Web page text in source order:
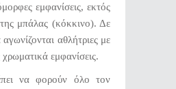
εμφανίσεις, εκτός
μπάλας (κόκκινο). Δε
αθλήτριες με
εμφανίσεις.
να φορούν όλο τον